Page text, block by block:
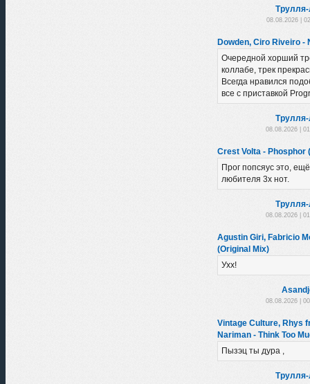
08.08.2026 |
Dowden, Ciro Riveiro -
Очередной хорший
коллабе, трек
Всегда нравился
все с приставкой
08.08.2026 |
Crest Volta - Phosphor
Прог попсяус это,
любителя 3х нот.
08.08.2026 |
Agustin Giri, Fabricio
(Original Mix)
Ухх!
08.08.2026 |
Vintage Culture, Rhys
Nariman - Think Too
Пызэц ты дура ,